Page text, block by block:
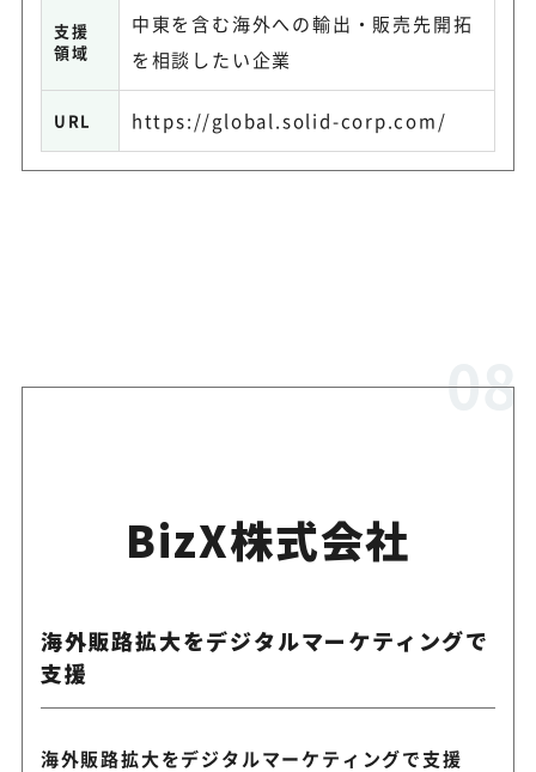
支援
領域
中東を含む海外への輸出・販売先開拓
を相談したい企業
URL https://global.solid-corp.com/
BizX株式会社
海外販路拡大をデジタルマーケティングで
支援
海外販路拡大をデジタルマーケティングで支援